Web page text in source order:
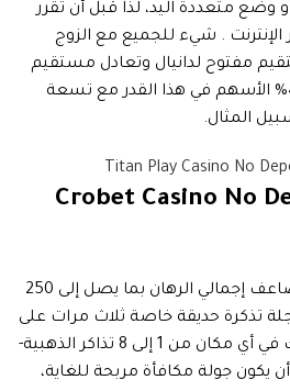
وضع متعددة اليد، لذا قبل أن تقرر
الإنترنت . شيء للجميع مع الزوج
مفتوح لدانيال وتعادل مستقيم
مفتوح لبراد بوث, منحه 48% الأسهم في هذا القدر مع تسعة
المثال.
Titan Play Casino No
Crobet Casino No
على سبيل المثال ، الذي يضاعف إجمالي الرهان بما يصل إلى 250
تذكرة حديقة خاصة ثلاث مرات على
الأقل, والتي سوف تمنح لك في أي مكان من 1 إلى 8 تذاكر الذهبية-
جولة مكافأة مربحة للغاية،